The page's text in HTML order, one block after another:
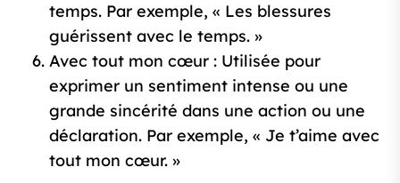
temps. Par exemple, « Les blessures
guérissent avec le temps. »
Avec tout mon cœur : Utilisée pour
exprimer un sentiment intense ou une
grande sincérité dans une action ou une
déclaration. Par exemple, « Je t’aime avec
tout mon cœur. »